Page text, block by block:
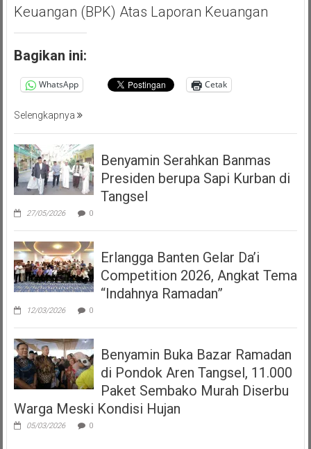
Keuangan (BPK) Atas Laporan Keuangan
Bagikan ini:
WhatsApp Cetak
Selengkapnya
Benyamin Serahkan Banmas
Presiden berupa Sapi Kurban di
Tangsel
27/05/2026 0
Erlangga Banten Gelar Da’i
Competition 2026, Angkat Tema
“Indahnya Ramadan”
12/03/2026 0
Benyamin Buka Bazar Ramadan
di Pondok Aren Tangsel, 11.000
Paket Sembako Murah Diserbu
Warga Meski Kondisi Hujan
05/03/2026 0